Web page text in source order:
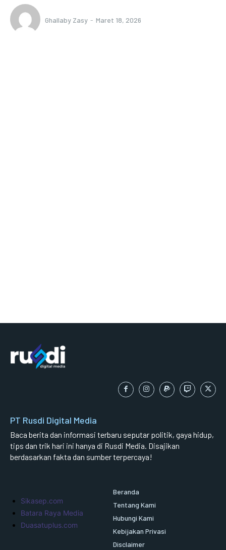
Ghallaby Zasy - Maret 18, 2026
PT Rusdi Digital Media
Baca berita dan informasi terbaru seputar politik, gaya hidup,
tips dan trik hari ini hanya di Rusdi Media. Disajikan
berdasarkan fakta dan sumber terpercaya!
Sikasep.com
Batara Raya Media
Duasatuplus.com
Beranda
Tentang Kami
Hubungi Kami
Kebijakan Privasi
Disclaimer